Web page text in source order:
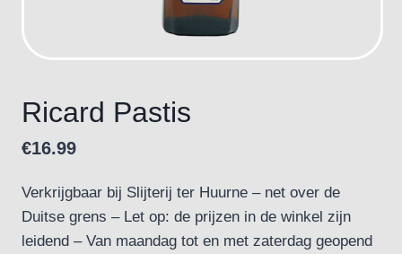
Ricard Pastis
€16.99
Verkrijgbaar bij Slijterij ter Huurne – net over de
Duitse grens – Let op: de prijzen in de winkel zijn
leidend – Van maandag tot en met zaterdag geopend